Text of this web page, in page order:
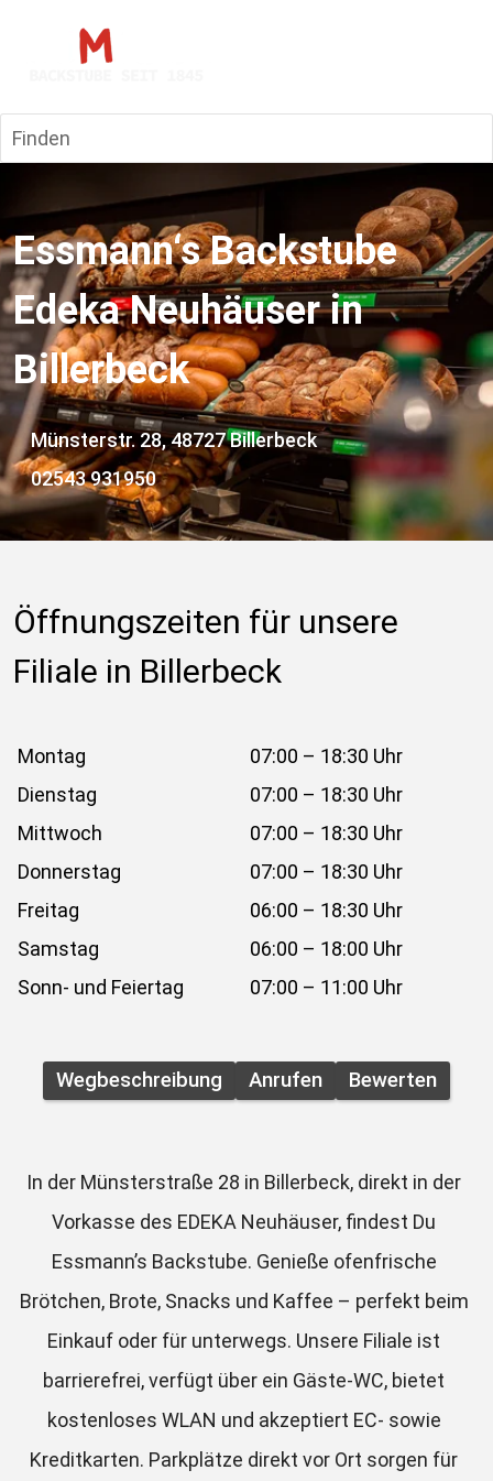
Finden
Essmann‘s Backstube
Edeka Neuhäuser in
Billerbeck
Münsterstr. 28, 48727 Billerbeck
02543 931950
Öffnungszeiten für unsere
Filiale in Billerbeck
Montag
07:00 – 18:30 Uhr
Dienstag
07:00 – 18:30 Uhr
Mittwoch
07:00 – 18:30 Uhr
Donnerstag
07:00 – 18:30 Uhr
Freitag
06:00 – 18:30 Uhr
Samstag
06:00 – 18:00 Uhr
Sonn- und Feiertag
07:00 – 11:00 Uhr
Wegbeschreibung Anrufen Bewerten
In der Münsterstraße 28 in Billerbeck, direkt in der
Vorkasse des EDEKA Neuhäuser, findest Du
Essmann’s Backstube. Genieße ofenfrische
Brötchen, Brote, Snacks und Kaffee – perfekt beim
Einkauf oder für unterwegs. Unsere Filiale ist
barrierefrei, verfügt über ein Gäste-WC, bietet
kostenloses WLAN und akzeptiert EC- sowie
Kreditkarten. Parkplätze direkt vor Ort sorgen für